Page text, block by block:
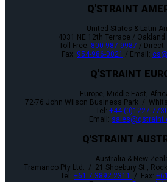
Q'STRAINT
United States & Latin
4031 NE 12th Terrace / Oakland
Toll-Free: 800-987-9987 / Direct:
Fax: 954-986-0021 / Email:
Q'STRAINT
Europe, Middle-East,
72-76 John Wilson Business Park /
Tel: +44 (0)1227
Email:
Q'STRAINT
Australia & New
Tramanco Pty Ltd. / 21 Shoebury St.,
Tel: +61 7 3892 2311 / Fax: